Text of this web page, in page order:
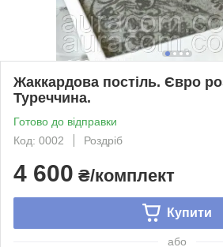
Жаккардова постіль. Євро
Туреччина.
Готово до відправки
Код: 0002
Роздріб
4 600 ₴/комплект
Купити
або